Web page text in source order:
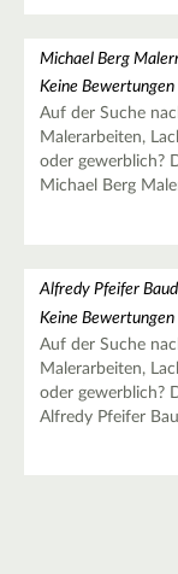
Michael Berg
Keine Bewertungen
Auf der Suche
Malerarbeiten,
oder gewerblich?
Michael Berg
Alfredy Pfeifer
Keine Bewertungen
Auf der Suche
Malerarbeiten,
oder gewerblich?
Alfredy Pfeifer